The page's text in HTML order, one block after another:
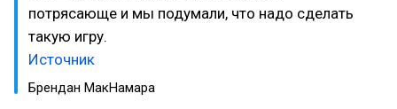
потрясающе и мы подумали, что надо сделать
такую игру.
Источник
Брендан МакНамара